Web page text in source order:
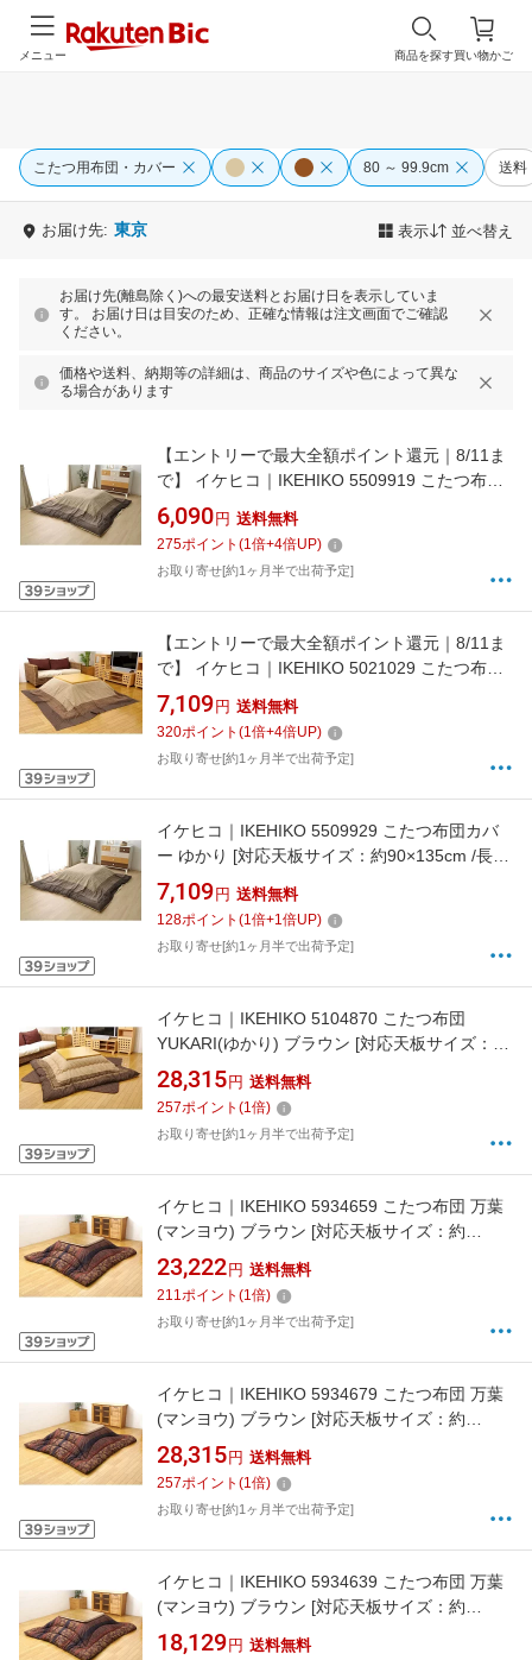
買い物かご
商品を探す
メニュー
こたつ用布団・カバー 80 ～ 99.9cm 送料
お届け先: 東京 表示 並べ替え
お届け先(離島除く)への最安送料とお届け日を表示していま
す。 お届け日は目安のため、正確な情報は注文画面でご確認
ください。
価格や送料、納期等の詳細は、商品のサイズや色によって異な
る場合があります
【エントリーで最大全額ポイント還元｜8/11ま
で】 イケヒコ｜IKEHIKO 5509919 こたつ布団
カバー ゆかり [対応天板サイズ：約80×120cm /
長方形]
6,090 円 送料無料
275ポイント (1倍+4倍UP)
お取り寄せ[約1ヶ月半で出荷予定]
【エントリーで最大全額ポイント還元｜8/11ま
で】 イケヒコ｜IKEHIKO 5021029 こたつ布団
カバー ゆかり [対応天板サイズ：約90×135cm /
長方形]
7,109 円 送料無料
320ポイント (1倍+4倍UP)
お取り寄せ[約1ヶ月半で出荷予定]
イケヒコ｜IKEHIKO 5509929 こたつ布団カバ
ー ゆかり [対応天板サイズ：約90×135cm /長方
形]
7,109 円 送料無料
128ポイント (1倍+1倍UP)
お取り寄せ[約1ヶ月半で出荷予定]
イケヒコ｜IKEHIKO 5104870 こたつ布団
YUKARI(ゆかり) ブラウン [対応天板サイズ：約
90×210cm /長方形][5104870]
28,315 円 送料無料
257ポイント (1倍)
お取り寄せ[約1ヶ月半で出荷予定]
イケヒコ｜IKEHIKO 5934659 こたつ布団 万葉
(マンヨウ) ブラウン [対応天板サイズ：約
90×135cm /長方形][5934659]
23,222 円 送料無料
211ポイント (1倍)
お取り寄せ[約1ヶ月半で出荷予定]
イケヒコ｜IKEHIKO 5934679 こたつ布団 万葉
(マンヨウ) ブラウン [対応天板サイズ：約
90×210cm /長方形][5934679]
28,315 円 送料無料
257ポイント (1倍)
お取り寄せ[約1ヶ月半で出荷予定]
イケヒコ｜IKEHIKO 5934639 こたつ布団 万葉
(マンヨウ) ブラウン [対応天板サイズ：約
80×120cm /長方形][5934639]
18,129 円 送料無料